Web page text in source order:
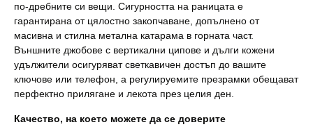
по-дребните си вещи. Сигурността на раницата е
гарантирана от цялостно закопчаване, допълнено от
масивна и стилна метална катарама в горната част.
Външните джобове с вертикални ципове и дълги кожени
удължители осигуряват светкавичен достъп до вашите
ключове или телефон, а регулируемите презрамки обещават
перфектно прилягане и лекота през целия ден.
Качество, на което можете да се доверите